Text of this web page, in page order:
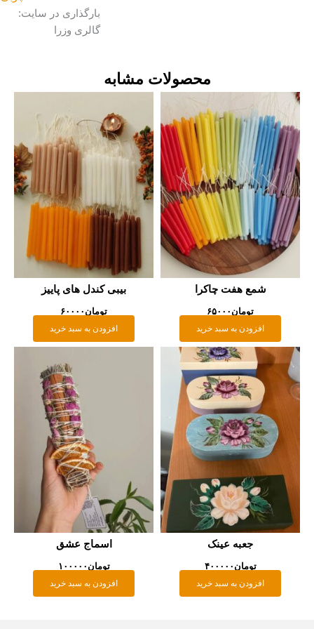
بارگذاری در سایت:
گالری وزرا
محصولات مشابه
شمع هفت چاکرا
تومان۶۵۰۰۰
افزودن به سبد خرید
بیبی کندل های پاییز
تومان۶۰۰۰۰
افزودن به سبد خرید
جعبه عینک
تومان۴۰۰۰۰۰
افزودن به سبد خرید
اسماج عشق
تومان۱۰۰۰۰۰
افزودن به سبد خرید